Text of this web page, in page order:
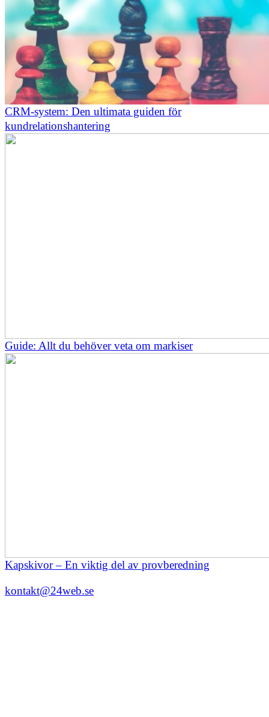
CRM-system: Den ultimata guiden för
kundrelationshantering
Guide: Allt du behöver veta om markiser
Kapskivor – En viktig del av provberedning
kontakt@24web.se